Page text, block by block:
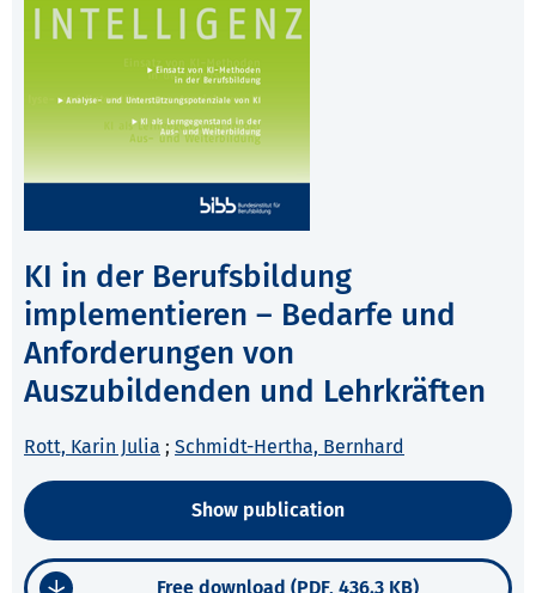
KI in der Berufsbildung
implementieren – Bedarfe und
Anforderungen von
Auszubildenden und Lehrkräften
Rott, Karin Julia ; Schmidt-Hertha, Bernhard
Show publication
Free download (PDF, 436.3 KB)